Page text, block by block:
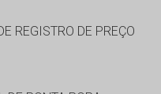
REGISTRO DE PREÇO